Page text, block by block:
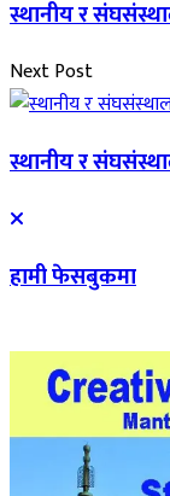
स्थानीय र
Next Post
स्थानीय र
हामी फेसबुकमा